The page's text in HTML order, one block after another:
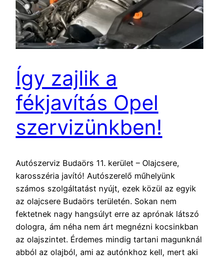
Így zajlik a
fékjavítás Opel
szervizünkben!
Autószerviz Budaörs 11. kerület – Olajcsere,
karosszéria javító! Autószerelő műhelyünk
számos szolgáltatást nyújt, ezek közül az egyik
az olajcsere Budaörs területén. Sokan nem
fektetnek nagy hangsúlyt erre az aprónak látszó
dologra, ám néha nem árt megnézni kocsinkban
az olajszintet. Érdemes mindig tartani magunknál
abból az olajból, ami az autónkhoz kell, mert aki